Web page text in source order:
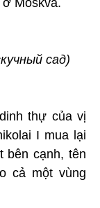
Moskva.
сад)
thự của vị
I mua lại
bên cạnh, tên
cả một vùng